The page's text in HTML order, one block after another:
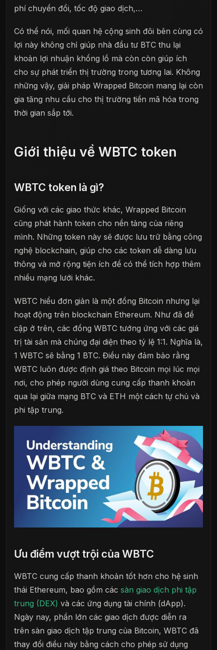
phí chuyển đổi, tốc độ giao dịch,…
Có thể nói, mối quan hệ cộng sinh đôi bên cùng có
lợi này không chỉ giúp nhà đầu tư BTC thu lại
khoản lợi nhuận khổng lồ mà còn còn giúp ích
cho sự phát triển thị trường trong tương lai. Không
những vậy, giải pháp Wrapped Bitcoin mang lại còn
gia tăng nhu cầu cho thị trường tiền mã hóa trong
thời gian sắp tới.
Giới thiệu về WBTC token
WBTC token là gì?
Giống với các giao thức khác, Wrapped Bitcoin
cũng phát hành token cho nền tảng của riêng
mình. Những token này sẽ được lưu trữ bằng công
nghệ blockchain, giúp cho các token dễ dàng lưu
thông và mở rộng tiện ích để có thể tích hợp thêm
nhiều mạng lưới khác.
WBTC hiểu đơn giản là một đồng Bitcoin nhưng lại
hoạt động trên blockchain Ethereum. Như đã đề
cập ở trên, các đồng WBTC tướng ứng với các giá
trị tài sản mà chúng đại diện theo tỷ lệ 1:1. Nghĩa là,
1 WBTC sẽ bằng 1 BTC. Điều này đảm bảo rằng
WBTC luôn được định giá theo Bitcoin mọi lúc mọi
nơi, cho phép người dùng cung cấp thanh khoản
qua lại giữa mạng BTC và ETH một cách tự chủ và
phi tập trung.
Ưu điểm vượt trội của WBTC
WBTC cung cấp thanh khoản tốt hơn cho hệ sinh
thái Ethereum, bao gồm các sàn giao dịch phi tập
trung (DEX) và các ứng dụng tài chính (dApp).
Ngày nay, phần lớn các giao dịch được diễn ra
trên sàn giao dịch tập trung của Bitcoin, WBTC đã
thay đổi điều này bằng cách cho phép sử dụng